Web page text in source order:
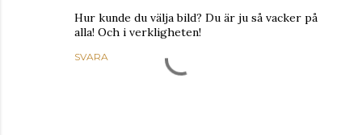
Hur kunde du välja bild? Du är ju så vacker på
alla! Och i verkligheten!
SVARA